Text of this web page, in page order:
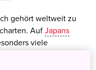
gehört weltweit zu
Auf Japans
viele